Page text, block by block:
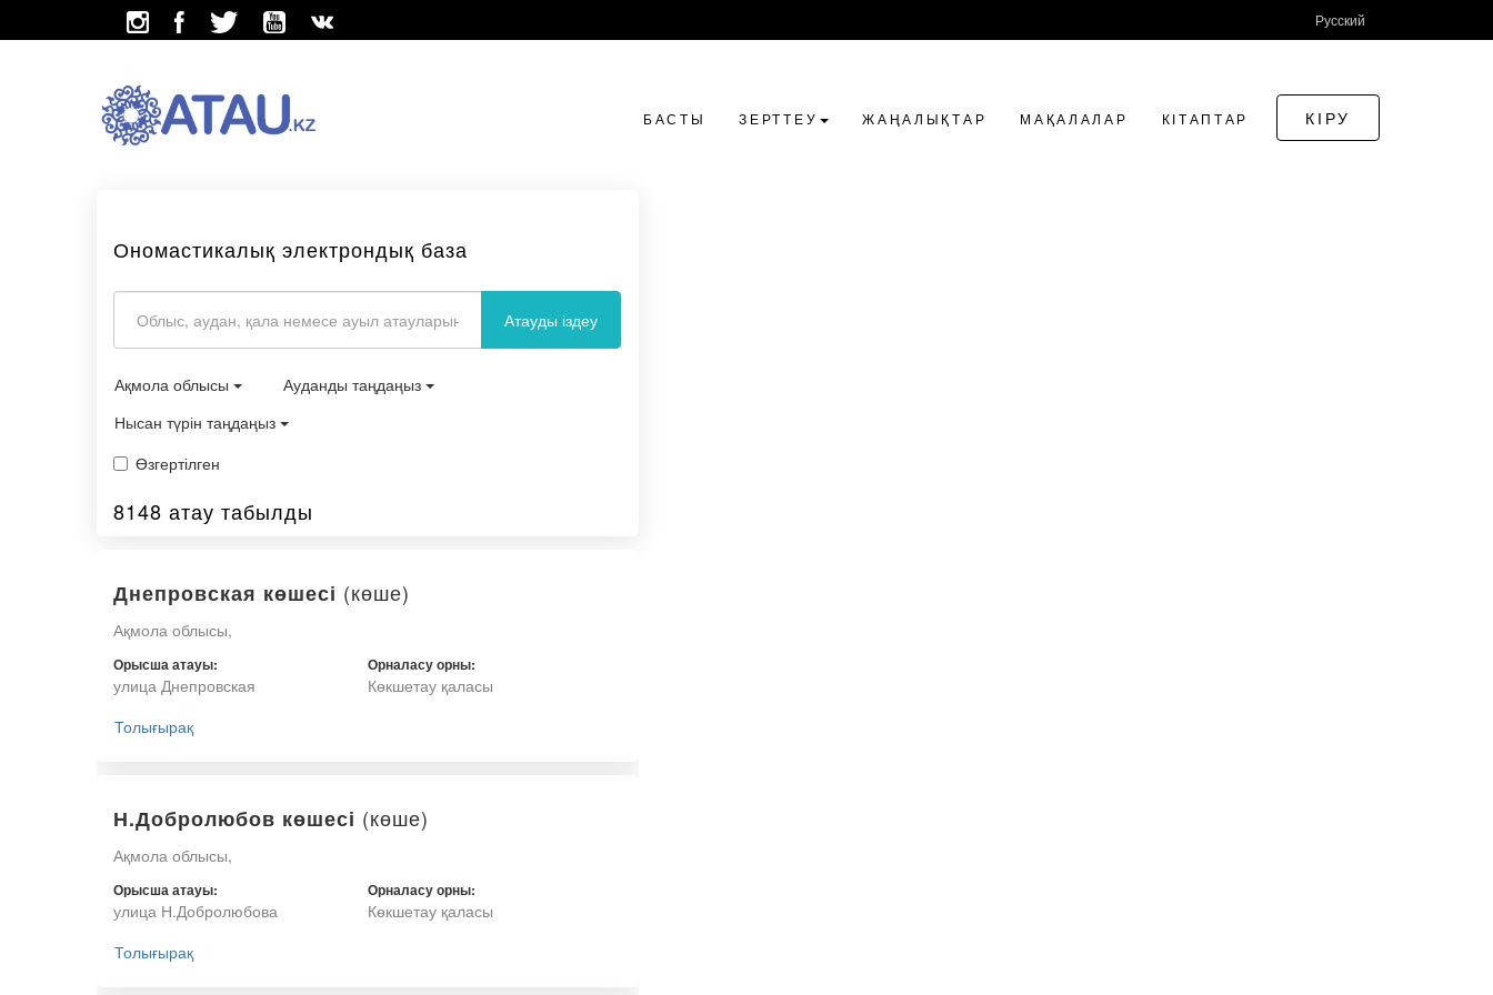
Русский
БАСТЫ ЗЕРТТЕУ ЖАҢАЛЫҚТАР МАҚАЛАЛАР КІТАПТАР КІРУ
Ономастикалық электрондық база
Атауды іздеу
Ақмола облысы
Ауданды таңдаңыз
Нысан түрін таңдаңыз
Өзгертілген
8148 атау табылды
Днепровская көшесі (көше)
Ақмола облысы,
Орысша атауы:
улица Днепровская
Орналасу орны:
Көкшетау қаласы
Толығырақ
Н.Добролюбов көшесі (көше)
Ақмола облысы,
Орысша атауы:
улица Н.Добролюбова
Орналасу орны:
Көкшетау қаласы
Толығырақ